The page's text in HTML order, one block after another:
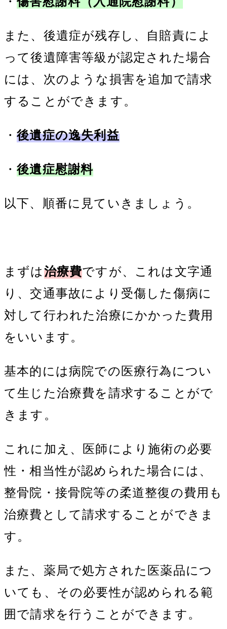
また、後遺症が残存し、自賠責によ
って後遺障害等級が認定された場合
には、次のような損害を追加で請求
することができます。
・後遺症の逸失利益
・後遺症慰謝料
以下、順番に見ていきましょう。
まずは治療費ですが、これは文字通
り、交通事故により受傷した傷病に
対して行われた治療にかかった費用
をいいます。
基本的には病院での医療行為につい
て生じた治療費を請求することがで
きます。
これに加え、医師により施術の必要
性・相当性が認められた場合には、
整骨院・接骨院等の柔道整復の費用も
治療費として請求することができま
す。
また、薬局で処方された医薬品につ
いても、その必要性が認められる範
囲で請求を行うことができます。